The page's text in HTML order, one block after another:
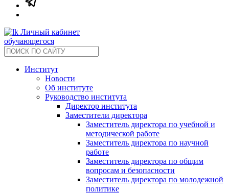
Личный кабинет
обучающегося
Институт
Новости
Об институте
Руководство института
Директор института
Заместители директора
Заместитель директора по учебной и
методической работе
Заместитель директора по научной
работе
Заместитель директора по общим
вопросам и безопасности
Заместитель директора по молодежной
политике